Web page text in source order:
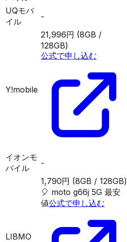
UQモバ
イル
-
Y!mobile
21,996円 (8GB /
128GB)
公式で申し込む
イオンモ
バイル
-
LIBMO
1,790円 (8GB / 128GB)
🎈 moto g66j 5G 最安
値公式で申し込む